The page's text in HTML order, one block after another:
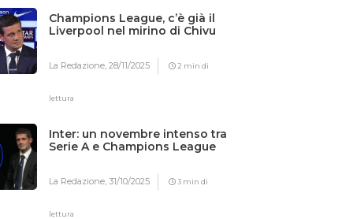
Champions League, c’è già il
Liverpool nel mirino di Chivu
La Redazione,28/11/2025 2 min di
lettura
Inter: un novembre intenso tra
Serie A e Champions League
La Redazione,31/10/2025 3 min di
lettura